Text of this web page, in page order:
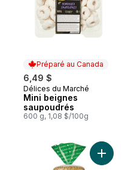
Préparé au Canada
6,49 $
Préparé au Canada
Délices du Marché
Mini beignes
saupoudrés
600 g, 1,08 $/100g
Dm Muffins Saveurs Assorties au
Ajouter